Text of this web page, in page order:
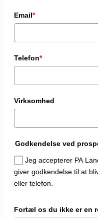
Email*
Telefon*
Virksomhed
Godkendelse ved
Jeg accepterer PA
giver godkendelse til at
eller telefon.
Fortæl os du ikke er en